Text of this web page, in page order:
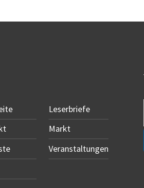
Leserbriefe
Markt
Veranstaltungen